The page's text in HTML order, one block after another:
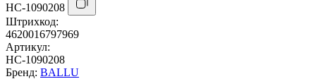
НС-1090208
Штрихкод:
4620016797969
Артикул:
НС-1090208
Бренд: BALLU